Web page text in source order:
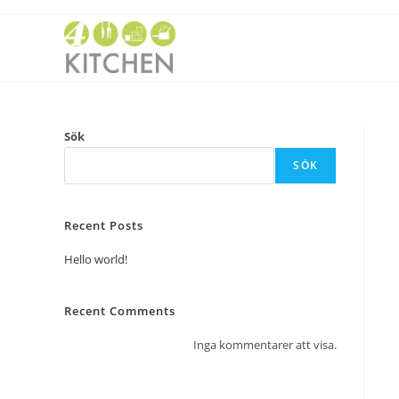
Sök
SÖK
Recent Posts
Hello world!
Recent Comments
Inga kommentarer att visa.